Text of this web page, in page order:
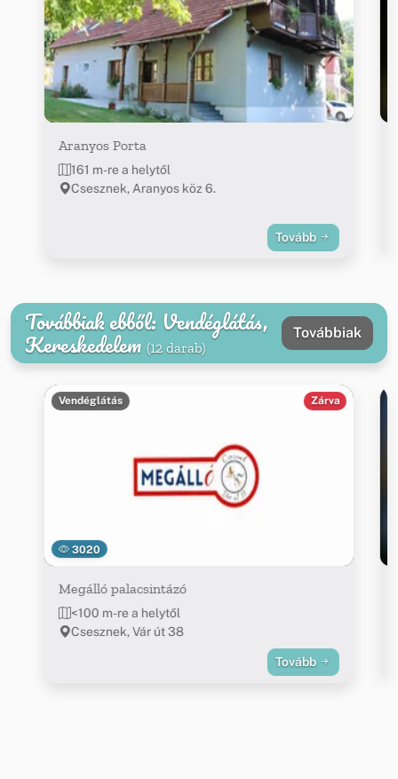
Aranyos Porta
161 m-re a helytől
Csesznek, Aranyos köz 6.
Tovább
Továbbiak ebből: Vendéglátás,
Kereskedelem (12 darab)
Továbbiak
3020
Vendéglátás Zárva
Megálló palacsintázó
<100 m-re a helytől
Csesznek, Vár út 38
Tovább